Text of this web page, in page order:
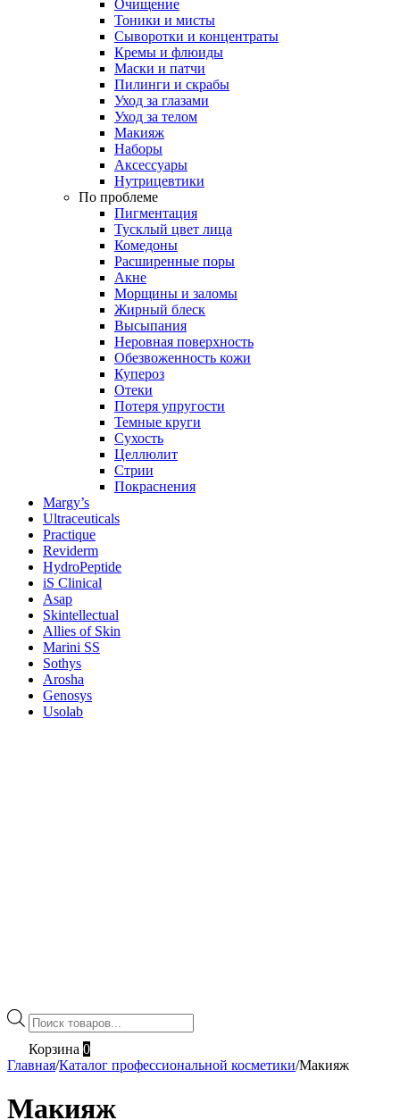
Очищение
Тоники и мисты
Сыворотки и концентраты
Кремы и флюиды
Маски и патчи
Пилинги и скрабы
Уход за глазами
Уход за телом
Макияж
Наборы
Аксессуары
Нутрицевтики
По проблеме
Пигментация
Тусклый цвет лица
Комедоны
Расширенные поры
Акне
Морщины и заломы
Жирный блеск
Высыпания
Неровная поверхность
Обезвоженность кожи
Купероз
Отеки
Потеря упругости
Темные круги
Сухость
Целлюлит
Стрии
Покраснения
Margy’s
Ultraceuticals
Practique
Reviderm
HydroPeptide
iS Clinical
Asap
Skintellectual
Allies of Skin
Marini SS
Sothys
Arosha
Genosys
Usolab
Поиск
товаров
Корзина 0
Главная/Каталог профессиональной косметики/Макияж
Макияж